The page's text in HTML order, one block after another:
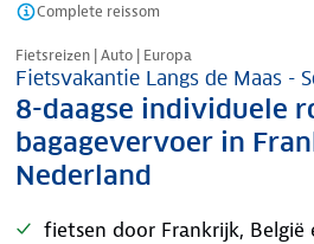
Complete reissom
Nazomer korting
Fietsreizen | Auto | Europa
Fietsvakantie Langs de Maas -
8-daagse individuele
bagagevervoer in
Nederland
fietsen door Frankrijk, België